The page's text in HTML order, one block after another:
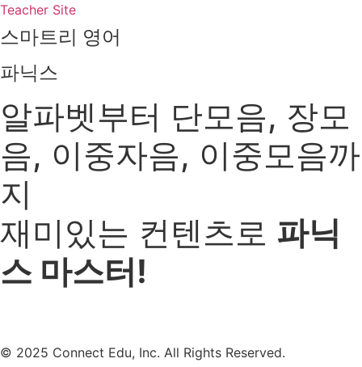
Teacher Site
스마트리 영어
파닉스
알파벳부터 단모음, 장모
음, 이중자음, 이중모음까
지
재미있는 컨텐츠로 파닉
스 마스터!
© 2025 Connect Edu, Inc. All Rights Reserved.